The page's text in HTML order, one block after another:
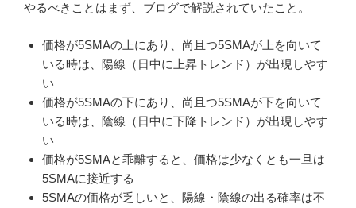
やるべきことはまず、ブログで解説されていたこと。
価格が5SMAの上にあり、尚且つ5SMAが上を向いて
いる時は、陽線（日中に上昇トレンド）が出現しやす
い
価格が5SMAの下にあり、尚且つ5SMAが下を向いて
いる時は、陰線（日中に下降トレンド）が出現しやす
い
価格が5SMAと乖離すると、価格は少なくとも一旦は
5SMAに接近する
5SMAの価格が乏しいと、陽線・陰線の出る確率は不